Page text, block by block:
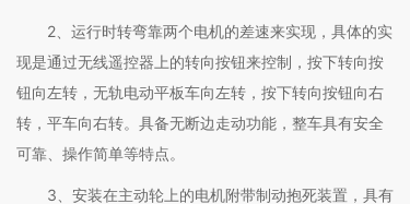
2、运行时转弯靠两个电机的差速来实现，具体的实
现是通过无线遥控器上的转向按钮来控制，按下转向按
钮向左转，无轨电动平板车向左转，按下转向按钮向右
转，平车向右转。具备无断边走动功能，整车具有安全
可靠、操作简单等特点。
3、安装在主动轮上的电机附带制动抱死装置，具有